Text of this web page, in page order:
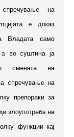
на
е доказ
Владата само
а во суштина ја
смената на
спречување на
препораки за
злоупотреба на
функции кај